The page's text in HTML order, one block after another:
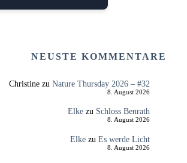
NEUSTE KOMMENTARE
Christinezu Nature Thursday 2026 – #32
8. August 2026
Elkezu Schloss Benrath
8. August 2026
Elkezu Es werde Licht
8. August 2026